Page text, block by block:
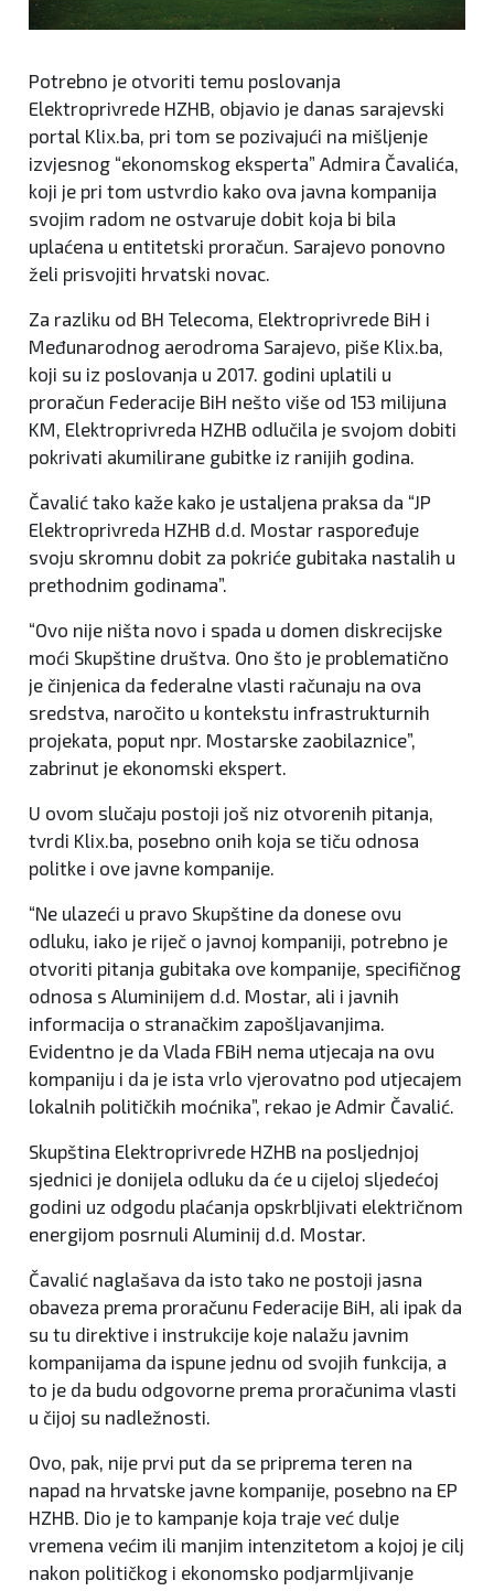
Potrebno je otvoriti temu poslovanja
Elektroprivrede HZHB, objavio je danas sarajevski
portal Klix.ba, pri tom se pozivajući na mišljenje
izvjesnog “ekonomskog eksperta” Admira Čavalića,
koji je pri tom ustvrdio kako ova javna kompanija
svojim radom ne ostvaruje dobit koja bi bila
uplaćena u entitetski proračun. Sarajevo ponovno
želi prisvojiti hrvatski novac.
Za razliku od BH Telecoma, Elektroprivrede BiH i
Međunarodnog aerodroma Sarajevo, piše Klix.ba,
koji su iz poslovanja u 2017. godini uplatili u
proračun Federacije BiH nešto više od 153 milijuna
KM, Elektroprivreda HZHB odlučila je svojom dobiti
pokrivati akumilirane gubitke iz ranijih godina.
Čavalić tako kaže kako je ustaljena praksa da “JP
Elektroprivreda HZHB d.d. Mostar raspoređuje
svoju skromnu dobit za pokriće gubitaka nastalih u
prethodnim godinama”.
“Ovo nije ništa novo i spada u domen diskrecijske
moći Skupštine društva. Ono što je problematično
je činjenica da federalne vlasti računaju na ova
sredstva, naročito u kontekstu infrastrukturnih
projekata, poput npr. Mostarske zaobilaznice”,
zabrinut je ekonomski ekspert.
U ovom slučaju postoji još niz otvorenih pitanja,
tvrdi Klix.ba, posebno onih koja se tiču odnosa
politke i ove javne kompanije.
“Ne ulazeći u pravo Skupštine da donese ovu
odluku, iako je riječ o javnoj kompaniji, potrebno je
otvoriti pitanja gubitaka ove kompanije, specifičnog
odnosa s Aluminijem d.d. Mostar, ali i javnih
informacija o stranačkim zapošljavanjima.
Evidentno je da Vlada FBiH nema utjecaja na ovu
kompaniju i da je ista vrlo vjerovatno pod utjecajem
lokalnih političkih moćnika”, rekao je Admir Čavalić.
Skupština Elektroprivrede HZHB na posljednjoj
sjednici je donijela odluku da će u cijeloj sljedećoj
godini uz odgodu plaćanja opskrbljivati električnom
energijom posrnuli Aluminij d.d. Mostar.
Čavalić naglašava da isto tako ne postoji jasna
obaveza prema proračunu Federacije BiH, ali ipak da
su tu direktive i instrukcije koje nalažu javnim
kompanijama da ispune jednu od svojih funkcija, a
to je da budu odgovorne prema proračunima vlasti
u čijoj su nadležnosti.
Ovo, pak, nije prvi put da se priprema teren na
napad na hrvatske javne kompanije, posebno na EP
HZHB. Dio je to kampanje koja traje već dulje
vremena većim ili manjim intenzitetom a kojoj je cilj
nakon političkog i ekonomsko podjarmljivanje